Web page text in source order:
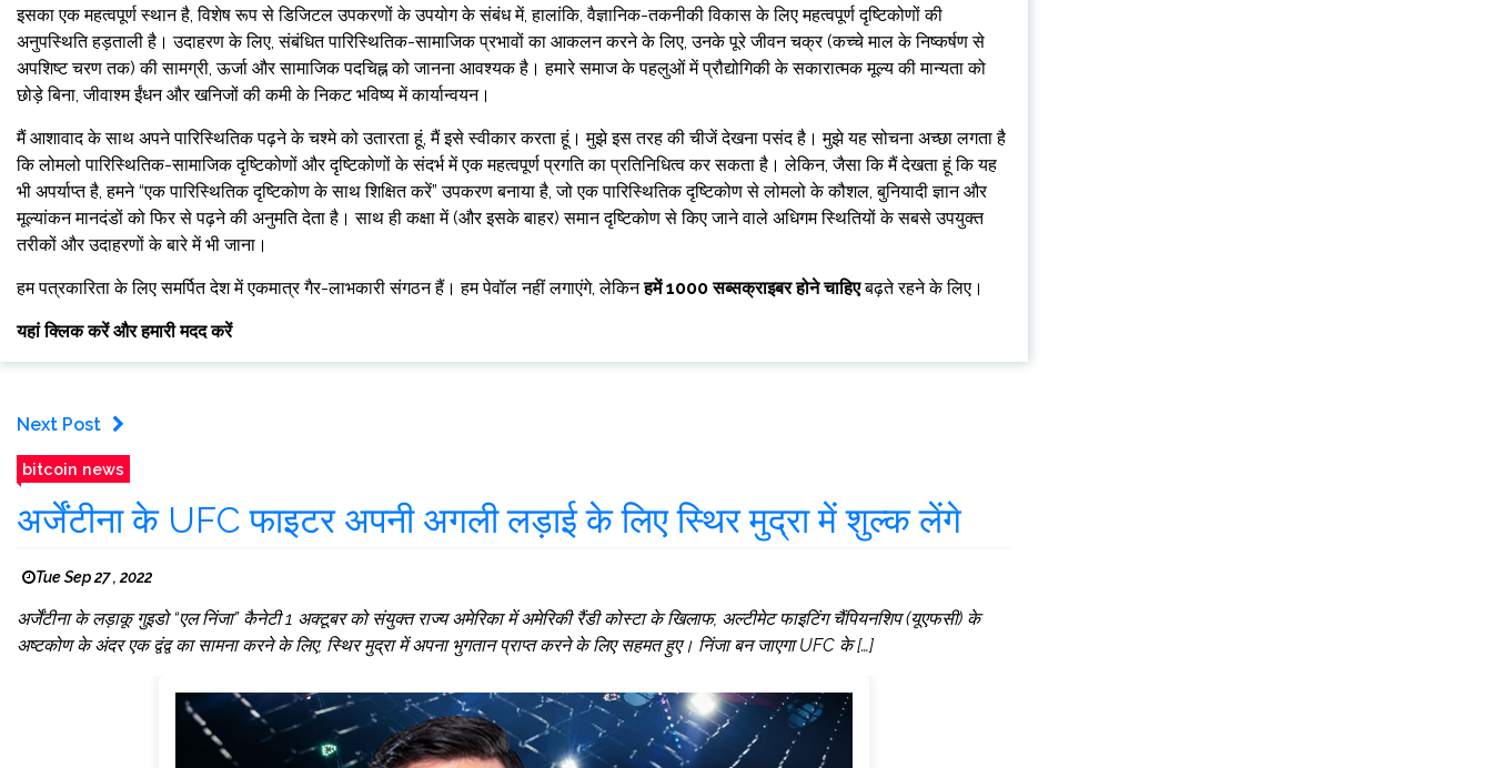
इसका एक महत्वपूर्ण स्थान है, विशेष रूप से डिजिटल उपकरणों के उपयोग के संबंध में, हालांकि, वैज्ञानिक-तकनीकी विकास के लिए महत्वपूर्ण दृष्टिकोणों की
अनुपस्थिति हड़ताली है। उदाहरण के लिए, संबंधित पारिस्थितिक-सामाजिक प्रभावों का आकलन करने के लिए, उनके पूरे जीवन चक्र (कच्चे माल के निष्कर्षण से
अपशिष्ट चरण तक) की सामग्री, ऊर्जा और सामाजिक पदचिह्न को जानना आवश्यक है। हमारे समाज के पहलुओं में प्रौद्योगिकी के सकारात्मक मूल्य की मान्यता को
छोड़े बिना, जीवाश्म ईंधन और खनिजों की कमी के निकट भविष्य में कार्यान्वयन।
मैं आशावाद के साथ अपने पारिस्थितिक पढ़ने के चश्मे को उतारता हूं, मैं इसे स्वीकार करता हूं। मुझे इस तरह की चीजें देखना पसंद है। मुझे यह सोचना अच्छा लगता है
कि लोमलो पारिस्थितिक-सामाजिक दृष्टिकोणों और दृष्टिकोणों के संदर्भ में एक महत्वपूर्ण प्रगति का प्रतिनिधित्व कर सकता है। लेकिन, जैसा कि मैं देखता हूं कि यह
भी अपर्याप्त है, हमने “एक पारिस्थितिक दृष्टिकोण के साथ शिक्षित करें” उपकरण बनाया है, जो एक पारिस्थितिक दृष्टिकोण से लोमलो के कौशल, बुनियादी ज्ञान और
मूल्यांकन मानदंडों को फिर से पढ़ने की अनुमति देता है। साथ ही कक्षा में (और इसके बाहर) समान दृष्टिकोण से किए जाने वाले अधिगम स्थितियों के सबसे उपयुक्त
तरीकों और उदाहरणों के बारे में भी जाना।
हम पत्रकारिता के लिए समर्पित देश में एकमात्र गैर-लाभकारी संगठन हैं। हम पेवॉल नहीं लगाएंगे, लेकिनहमें 1000 सब्सक्राइबर होने चाहिएबढ़ते रहने के लिए।
यहां क्लिक करें और हमारी मदद करें
Next Post
bitcoin news
अर्जेंटीना के UFC फाइटर अपनी अगली लड़ाई के लिए स्थिर मुद्रा में शुल्क लेंगे
Tue Sep 27 , 2022
अर्जेंटीना के लड़ाकू गुइडो “एल निंजा” कैनेटी 1 अक्टूबर को संयुक्त राज्य अमेरिका में अमेरिकी रैंडी कोस्टा के खिलाफ, अल्टीमेट फाइटिंग चैंपियनशिप (यूएफसी) के
अष्टकोण के अंदर एक द्वंद्व का सामना करने के लिए, स्थिर मुद्रा में अपना भुगतान प्राप्त करने के लिए सहमत हुए। निंजा बन जाएगा UFC के […]